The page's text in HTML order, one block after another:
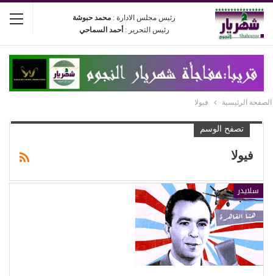
رئيس مجلس الادارة : محمد حبوشة
رئيس التحرير : أحمد السماحي
الصفحة الرئيسية فيولا
تصفح الوسم
فيولا
سلايدر